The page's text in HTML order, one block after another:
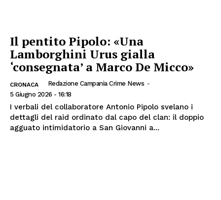
Il pentito Pipolo: «Una
Lamborghini Urus gialla
‘consegnata’ a Marco De Micco»
CRONACA Redazione Campania Crime News -
5 Giugno 2026 - 16:18
I verbali del collaboratore Antonio Pipolo svelano i
dettagli del raid ordinato dal capo del clan: il doppio
agguato intimidatorio a San Giovanni a...